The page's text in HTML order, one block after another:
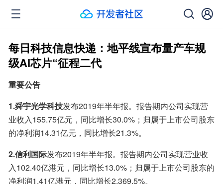
每日科技信息快递：地平线宣布量产车规
级AI芯片“征程二代
重要公告
1.舜宇光学科技发布2019年半年报。报告期内公司实现营
业收入155.75亿元，同比增长30.0%；归属于上市公司股东
的净利润14.31亿元，同比增长21.3%。
2.信利国际发布2019年半年报。报告期内公司实现营业收
入102.40亿港元，同比增长13.0%；归属于上市公司股东的
净利润1.41亿港元，同比增长2,369.5%。